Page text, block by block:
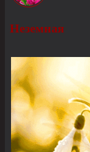
Неземная